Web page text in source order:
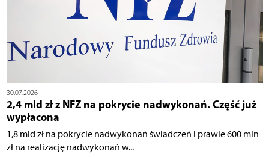
30.07.2026
2,4 mld zł z NFZ na pokrycie nadwykonań. Część już
wypłacona
1,8 mld zł na pokrycie nadwykonań świadczeń i prawie 600 mln
zł na realizację nadwykonań w...